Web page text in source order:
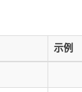
示例